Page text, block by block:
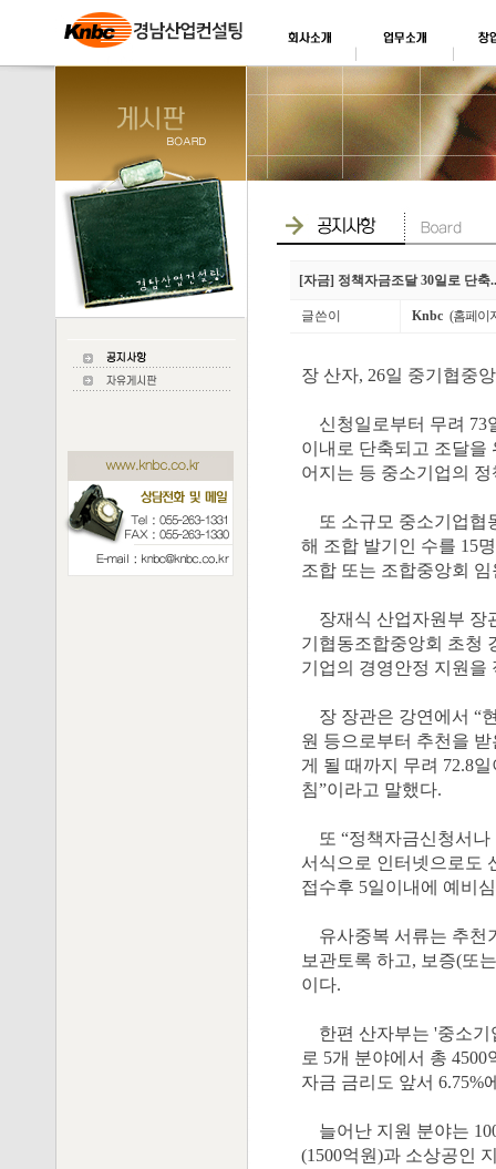
[자금] 정책자금조달 30일로 단축..
글쓴이 Knbc (홈페이
장 산자, 26일 중기협중
신청일로부터 무려 73
이내로 단축되고 조달을
어지는 등 중소기업의
또 소규모 중소기업협
해 조합 발기인 수를 15
조합 또는 조합중앙회
장재식 산업자원부 장
기협동조합중앙회 초청
기업의 경영안정 지원을
장 장관은 강연에서 “
원 등으로부터 추천을
게 될 때까지 무려 72.8
침”이라고 말했다.
또 “정책자금신청서나
서식으로 인터넷으로도
접수후 5일이내에 예비
유사중복 서류는 추천
보관토록 하고, 보증(또
이다.
한편 산자부는 '중소기
로 5개 분야에서 총
자금 금리도 앞서 6.75%
늘어난 지원 분야는
(1500억원)과 소상공인